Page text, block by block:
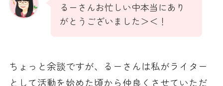
るーさんお忙しい中本当にあり
がとうございました＞＜！
ちょっと余談ですが、るーさんは私がライター
として活動を始めた頃から仲良くさせていただ